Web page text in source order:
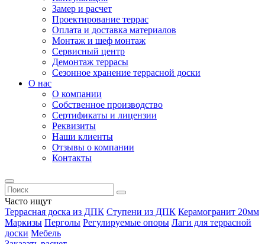
Замер и расчет
Проектирование террас
Оплата и доставка материалов
Монтаж и шеф монтаж
Сервисный центр
Демонтаж террасы
Сезонное хранение террасной доски
О нас
О компании
Собственное производство
Сертификаты и лицензии
Реквизиты
Наши клиенты
Отзывы о компании
Контакты
Часто ищут
Террасная доска из ДПК Ступени из ДПК Керамогранит 20мм
Маркизы Перголы Регулируемые опоры Лаги для террасной
доски Мебель